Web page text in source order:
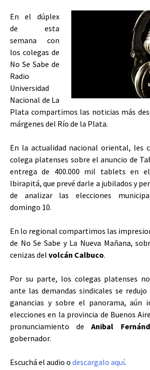
En el dúplex
de esta
semana con
los colegas de
No Se Sabe de
Radio
Universidad
Nacional de La
Plata compartimos las noticias más
márgenes del Río de la Plata.
En la actualidad nacional oriental, les
colega platenses sobre el anuncio de
entrega de 400.000 mil tablets en
Ibirapitá, que prevé darle a jubilados y
de analizar las elecciones
domingo 10.
En lo regional compartimos las
de No Se Sabe y La Nueva Mañana,
cenizas del volcán Calbuco.
Por su parte, los colegas platenses
ante las demandas sindicales se
ganancias y sobre el panorama, aún
elecciones en la provincia de Buenos
pronunciamiento deAnibal
gobernador.
Escuchá el audio o descargalo aquí.